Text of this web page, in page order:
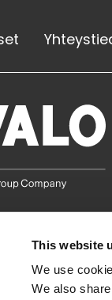
This website
We use
We also